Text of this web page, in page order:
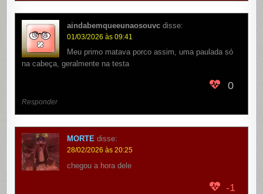
aindabemqueeunaosouvc disse:
01/03/2026 às 09:41
Meu primo matava porco assim, uma paulada só
na cabeça, geralmente na testa
0
Responder
MORTE disse:
28/02/2026 às 20:25
chegou a hora dele
-1